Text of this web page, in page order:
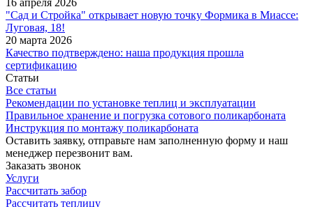
"Сад и Стройка" открывает новую точку Формика в Миассе:
Луговая, 18!
20 марта 2026
Качество подтверждено: наша продукция прошла
сертификацию
Статьи
Все статьи
Рекомендации по установке теплиц и эксплуатации
Правильное хранение и погрузка сотового поликарбоната
Инструкция по монтажу поликарбоната
Оставить заявку, отправьте нам заполненную форму и наш
менеджер перезвонит вам.
Заказать звонок
Услуги
Рассчитать забор
Рассчитать теплицу